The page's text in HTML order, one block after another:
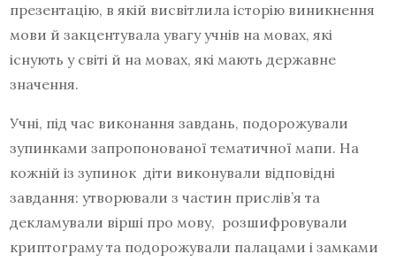
презентацію, в якій висвітлила історію виникнення
мови й закцентувала увагу учнів на мовах, які
існують у світі й на мовах, які мають державне
значення.
Учні, під час виконання завдань, подорожували
зупинками запропонованої тематичної мапи. На
кожній із зупинок діти виконували відповідні
завдання: утворювали з частин прислів’я та
декламували вірші про мову, розшифровували
криптограму та подорожували палацами і замками